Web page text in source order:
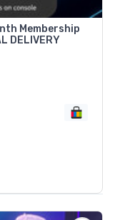
Membership
DELIVERY